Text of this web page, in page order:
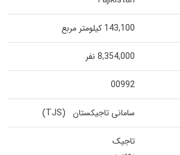
143,100 کیلومتر مربع
8,354,000 نفر
00992
سامانی تاجیکستان (TJS)
تاجیک